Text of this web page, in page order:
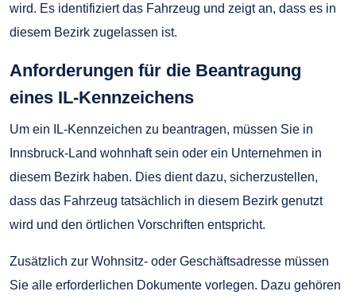
wird. Es identifiziert das Fahrzeug und zeigt an, dass es in
diesem Bezirk zugelassen ist.
Anforderungen für die Beantragung
eines IL-Kennzeichens
Um ein IL-Kennzeichen zu beantragen, müssen Sie in
Innsbruck-Land wohnhaft sein oder ein Unternehmen in
diesem Bezirk haben. Dies dient dazu, sicherzustellen,
dass das Fahrzeug tatsächlich in diesem Bezirk genutzt
wird und den örtlichen Vorschriften entspricht.
Zusätzlich zur Wohnsitz- oder Geschäftsadresse müssen
Sie alle erforderlichen Dokumente vorlegen. Dazu gehören